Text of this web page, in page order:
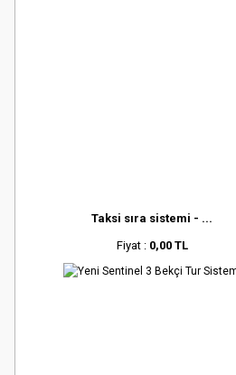
Taksi sıra sistemi - ...
Fiyat : 0,00 TL